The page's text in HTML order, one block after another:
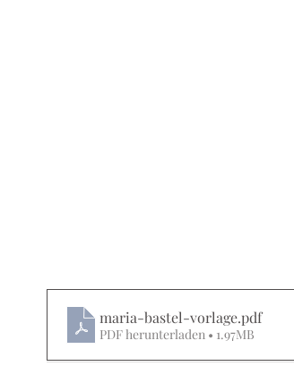
maria-bastel-vorlage.pdf
PDF herunterladen • 1.97MB